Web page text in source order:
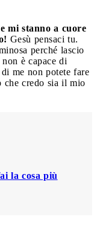
mi stanno a cuore
Gesù pensaci tu.
perché lascio
è capace di
me non potete fare
credo sia il mio
la cosa più